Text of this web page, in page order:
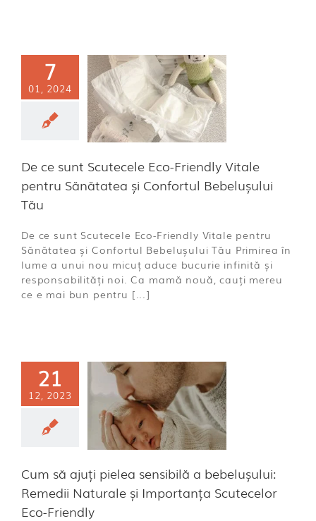
7
01, 2024
ce sunt
Eco-
Vitale
Sănătatea
categorie
De ce sunt Scutecele Eco-Friendly Vitale
pentru Sănătatea și Confortul Bebelușului
Tău
De ce sunt Scutecele Eco-Friendly Vitale pentru
Sănătatea și Confortul Bebelușului Tău Primirea în
lume a unui nou micuț aduce bucurie infinită și
responsabilități noi. Ca mamă nouă, cauți mereu
ce e mai bun pentru [...]
21
12, 2023
să ajuți
a
Naturale
Cum să ajuți pielea sensibilă a bebelușului:
Remedii Naturale și Importanța Scutecelor
Eco-Friendly